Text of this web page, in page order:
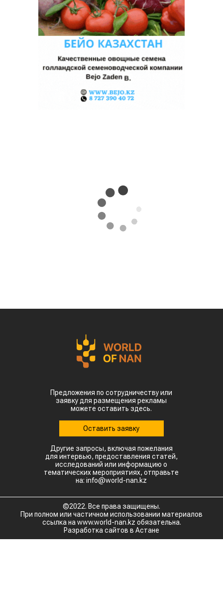
Предложения по сотрудничеству или
заявку для размещения рекламы
можете оставить здесь.
Оставить заявку
Другие запросы, включая пожелания
для интервью, предоставления статей,
исследований или информацию о
тематических мероприятиях, отправьте
на: info@world-nan.kz
©2022. Все права защищены.
При полном или частичном использовании материалов
ссылка на www.world-nan.kz обязательна.
Разработка сайтов в Астане